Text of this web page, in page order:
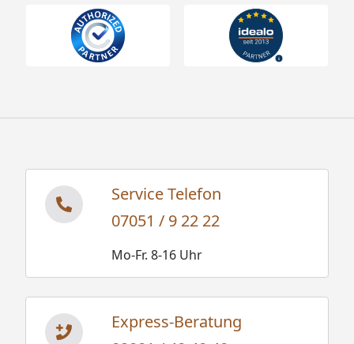
Service Telefon
07051 / 9 22 22
Mo-Fr. 8-16 Uhr
Express-Beratung